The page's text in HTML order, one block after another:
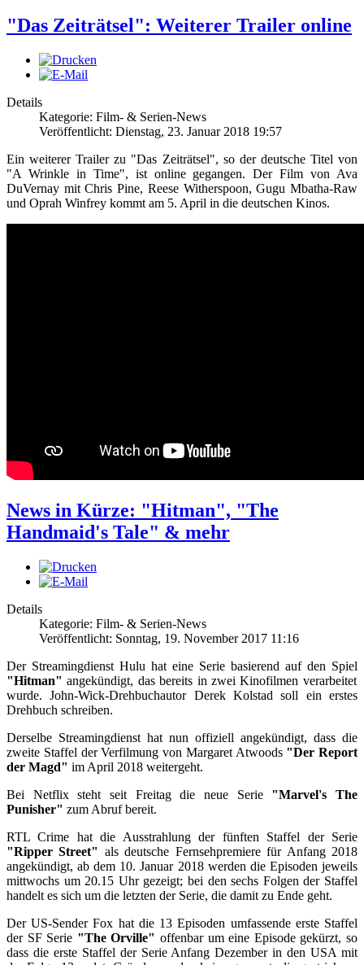
"Das Zeiträtsel": Weiterer Trailer online
Details
Kategorie: Film- & Serien-News
Veröffentlicht: Dienstag, 23. Januar 2018 19:57
Ein weiterer Trailer zu "Das Zeiträtsel", so der deutsche Titel von
"A Wrinkle in Time", ist online gegangen. Der Film von Ava
DuVernay mit Chris Pine, Reese Witherspoon, Gugu Mbatha-Raw
und Oprah Winfrey kommt am 5. April in die deutschen Kinos.
News in Kürze: "Hitman", "The
Handmaid's Tale" & mehr
Details
Kategorie: Film- & Serien-News
Veröffentlicht: Sonntag, 19. November 2017 11:16
Der Streamingdienst Hulu hat eine Serie basierend auf den Spiel
"Hitman" angekündigt, das bereits in zwei Kinofilmen verarbeitet
wurde. John-Wick-Drehbuchautor Derek Kolstad soll ein erstes
Drehbuch schreiben.
Derselbe Streamingdienst hat nun offiziell angekündigt, dass die
zweite Staffel der Verfilmung von Margaret Atwoods "Der Report
der Magd" im April 2018 weitergeht.
Bei Netflix steht seit Freitag die neue Serie"Marvel's The
Punisher" zum Abruf bereit.
RTL Crime hat die Ausstrahlung der fünften Staffel der Serie
"Ripper Street" als deutsche Fernsehpremiere für Anfang 2018
angekündigt, ab dem 10. Januar 2018 werden die Episoden jeweils
mittwochs um 20.15 Uhr gezeigt; bei den sechs Folgen der Staffel
handelt es sich um die letzten der Serie, die damit zu Ende geht.
Der US-Sender Fox hat die 13 Episoden umfassende erste Staffel
der SF Serie "The Orville" offenbar um eine Episode gekürzt, so
dass die erste Staffel der Serie Anfang Dezember in den USA mit